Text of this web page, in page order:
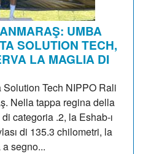
UMBA
SOLUTION TECH,
LA MAGLIA DI
Tech NIPPO Rali
Nella tappa regina della
categoria .2, la Eshab-ı
di 135.3 chilometri, la
segno...